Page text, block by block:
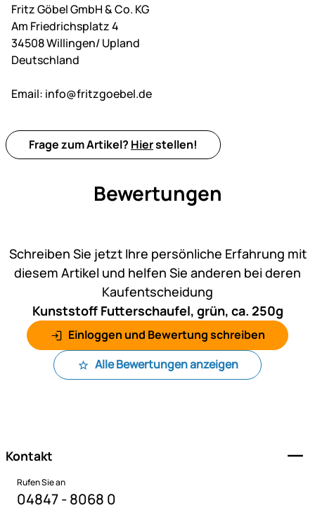
Fritz Göbel GmbH & Co. KG
Am Friedrichsplatz 4
34508 Willingen/ Upland
Deutschland
Email: info@fritzgoebel.de
Frage zum Artikel? Hierstellen!
Bewertungen
Schreiben Sie jetzt Ihre persönliche Erfahrung mit
diesem Artikel und helfen Sie anderen bei deren
Kaufentscheidung
Kunststoff Futterschaufel, grün, ca. 250g
Einloggen und Bewertung schreiben
Alle Bewertungen anzeigen
Kontakt
Rufen Sie an
04847 - 8068 0